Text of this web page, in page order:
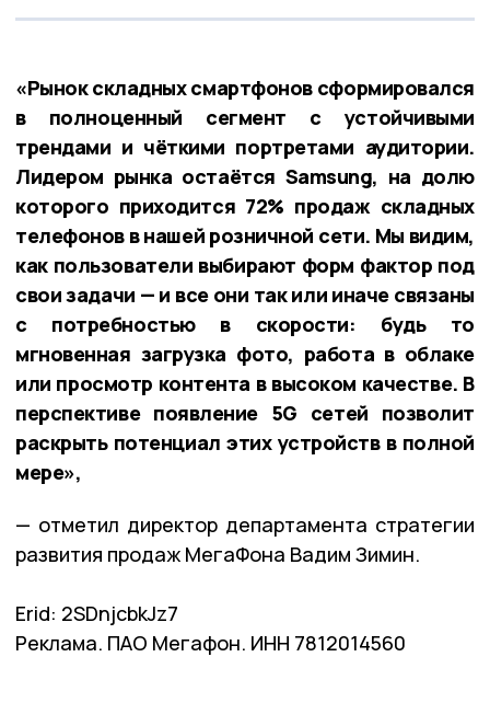
«Рынок складных смартфонов сформировался
в полноценный сегмент с устойчивыми
трендами и чёткими портретами аудитории.
Лидером рынка остаётся Samsung, на долю
которого приходится 72% продаж складных
телефонов в нашей розничной сети. Мы видим,
как пользователи выбирают форм фактор под
свои задачи — и все они так или иначе связаны
с потребностью в скорости: будь то
мгновенная загрузка фото, работа в облаке
или просмотр контента в высоком качестве. В
перспективе появление 5G сетей позволит
раскрыть потенциал этих устройств в полной
мере»,
— отметил директор департамента стратегии
развития продаж МегаФона Вадим Зимин.
Erid: 2SDnjcbkJz7
Реклама. ПАО Мегафон. ИНН 7812014560